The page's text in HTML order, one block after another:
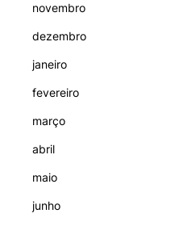
novembro
dezembro
janeiro
fevereiro
março
abril
maio
junho